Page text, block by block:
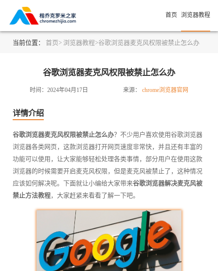
首页 浏览器教程
当前位置： 首页> 浏览器教程>谷歌浏览器麦克风权限被禁止怎么办
谷歌浏览器麦克风权限被禁止怎么办
时间：2024年04月17日 来源： chrome浏览器官网
详情介绍
谷歌浏览器麦克风权限被禁止怎么办？不少用户喜欢使用谷歌浏览器
浏览器各类网页，这款浏览器打开网页速度非常快，并且还有丰富的
功能可以使用，让大家能够轻松处理各类事情，部分用户在使用这款
浏览器的时候需要开启麦克风权限，但是麦克风被禁止了，这种情况
应该如何解决呢。下面就让小编给大家带来谷歌浏览器解决麦克风被
禁止方法教程，大家赶紧来看看了解一下吧。